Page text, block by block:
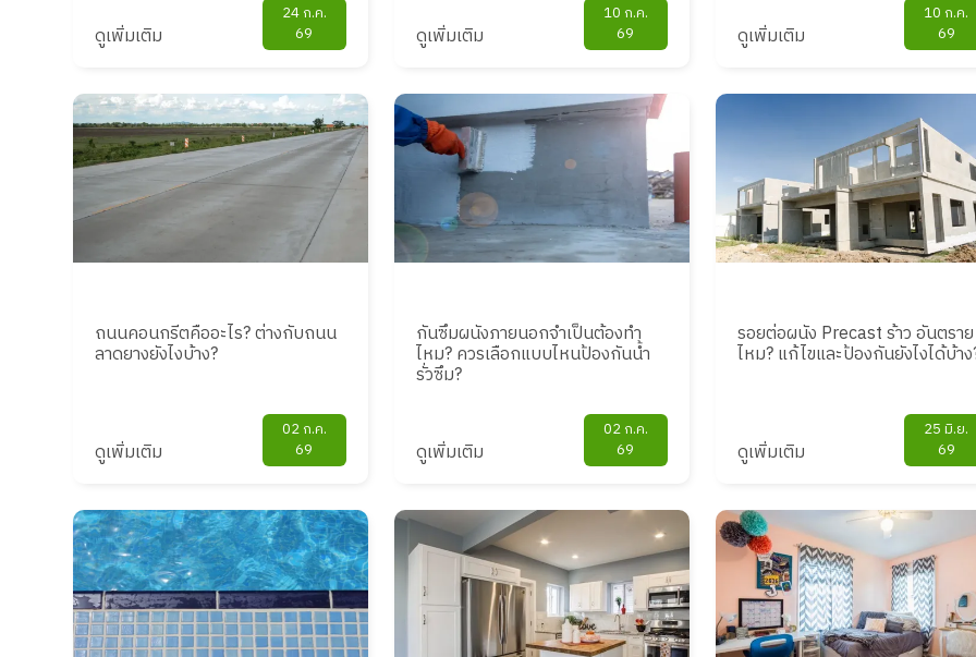
ดูเพิ่มเติม
24 ก.ค.
69
ดูเพิ่มเติม
10 ก.ค.
69
ดูเพิ่มเติม
10 ก.ค.
69
ถนนคอนกรีตคืออะไร? ต่างกับถนน
ลาดยางยังไงบ้าง?
ดูเพิ่มเติม
02 ก.ค.
69
กันซึมผนังภายนอกจำเป็นต้องทำ
ไหม? ควรเลือกแบบไหนป้องกันน้ำ
รั่วซึม?
ดูเพิ่มเติม
02 ก.ค.
69
รอยต่อผนัง Precast ร้าว อันตราย
ไหม? แก้ไขและป้องกันยังไงได้บ้าง
ดูเพิ่มเติม
25 มิ.ย.
69